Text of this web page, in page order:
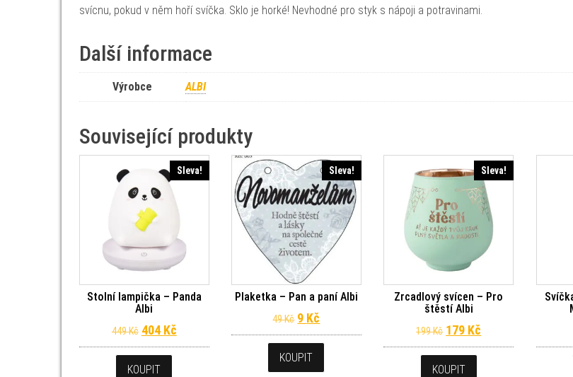
svícnu, pokud v něm hoří svíčka. Sklo je horké! Nevhodné pro styk s nápoji a potravinami.
Další informace
Výrobce ALBI
Související produkty
Sleva!
Stolní lampička – Panda
Albi
449Kč Původní cena byla: 449 Kč.
404 KčAktuální cena je: 404 Kč.
KOUPIT
Sleva!
Plaketka – Pan a paní Albi
49Kč Původní cena byla: 49 Kč.
9 Kč Aktuální cena je: 9 Kč.
KOUPIT
Sleva!
Zrcadlový svícen – Pro
štěstí Albi
199Kč Původní cena byla: 199
179 Kč Aktuální cena je:
KOUPIT